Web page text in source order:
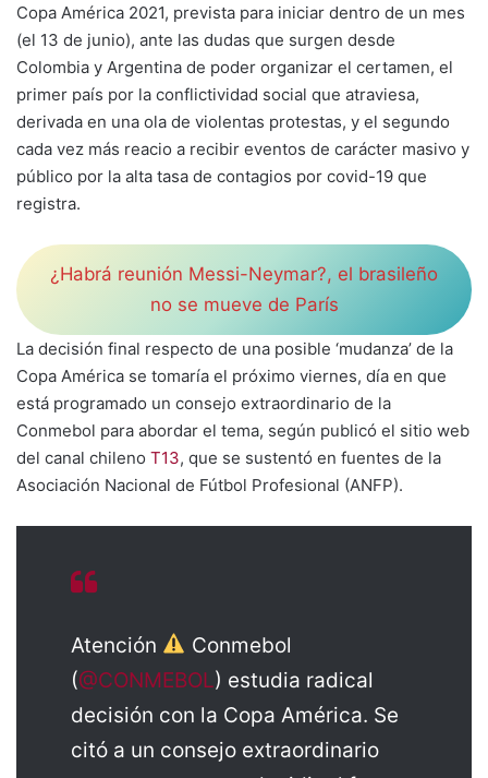
Copa América 2021, prevista para iniciar dentro de un mes
(el 13 de junio), ante las dudas que surgen desde
Colombia y Argentina de poder organizar el certamen, el
primer país por la conflictividad social que atraviesa,
derivada en una ola de violentas protestas, y el segundo
cada vez más reacio a recibir eventos de carácter masivo y
público por la alta tasa de contagios por covid-19 que
registra.
¿Habrá reunión Messi-Neymar?, el brasileño
no se mueve de París
La decisión final respecto de una posible ‘mudanza’ de la
Copa América se tomaría el próximo viernes, día en que
está programado un consejo extraordinario de la
Conmebol para abordar el tema, según publicó el sitio web
del canal chileno T13, que se sustentó en fuentes de la
Asociación Nacional de Fútbol Profesional (ANFP).
Atención
Conmebol
(@CONMEBOL) estudia radical
decisión con la Copa América. Se
citó a un consejo extraordinario